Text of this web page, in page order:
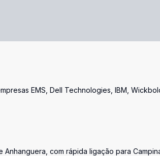
EMS, Dell Technologies, IBM,
Anhanguera, com rápida ligação para